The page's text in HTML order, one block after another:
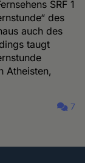
SRF 1
des
auch des
taugt
Atheisten,
7